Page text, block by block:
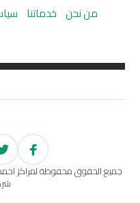
من نحن خدماتنا
جميع الحقوق محفوظة لمراكز احمد